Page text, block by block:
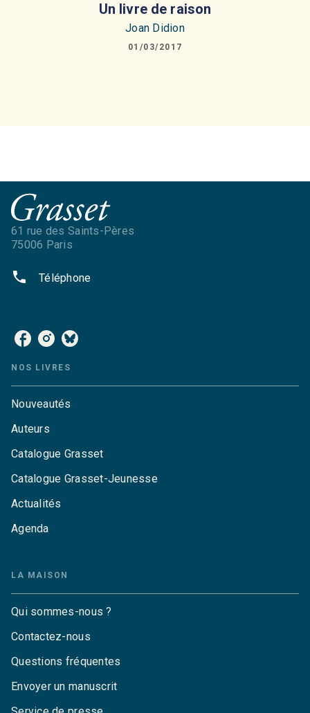
Un livre de raison
Joan Didion
01/03/2017
61 rue des Saints-Pères
75006 Paris
phone Téléphone
NOS LIVRES
Nouveautés
Auteurs
Catalogue Grasset
Catalogue Grasset-Jeunesse
Actualités
Agenda
LA MAISON
Qui sommes-nous ?
Contactez-nous
Questions fréquentes
Envoyer un manuscrit